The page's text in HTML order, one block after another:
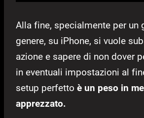
Alla fine, specialmente per un
genere, su iPhone, si vuole
azione e sapere di non dover
in eventuali impostazioni al
setup perfetto è un peso in
apprezzato.